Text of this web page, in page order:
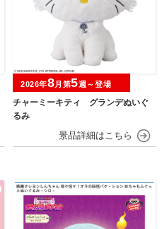
チャーミーキティ グランデぬいぐ
るみ
2026年8月第5週～登場